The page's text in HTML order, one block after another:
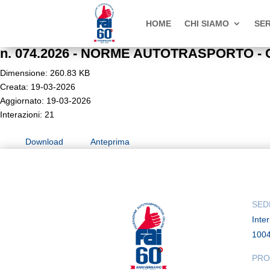
HOME CHI SIAMO
n. 074.2026 - NORME
Dimensione: 260.83 KB
Creata: 19-03-2026
Aggiornato: 19-03-2026
Interazioni: 21
Download Anteprima